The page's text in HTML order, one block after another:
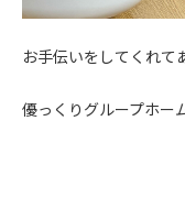
お手伝いをしてくれて
優っくりグループホー